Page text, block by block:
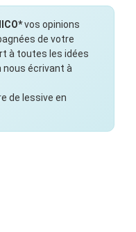
vos opinions
de votre
à toutes les idées
écrivant à
de lessive en